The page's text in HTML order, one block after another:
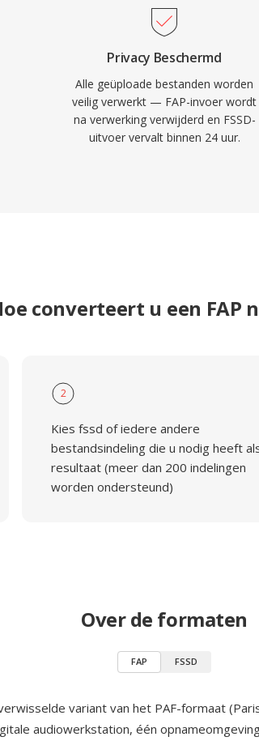
Privacy Beschermd
Alle geüploade bestanden worden
veilig verwerkt — FAP-invoer wordt
na verwerking verwijderd en FSSD-
uitvoer vervalt binnen 24 uur.
converteert u een FAP
2
Kies fssd of iedere andere
bestandsindeling die u nodig heeft
resultaat (meer dan 200 indelingen
worden ondersteund)
Over de formaten
FAP FSSD
variant van het PAF-formaat
audiowerkstation, één